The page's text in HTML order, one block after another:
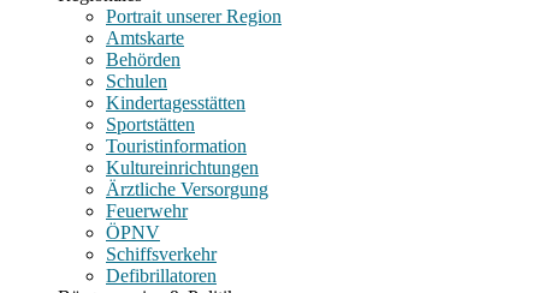
Portrait unserer Region
Amtskarte
Behörden
Schulen
Kindertagesstätten
Sportstätten
Touristinformation
Kultureinrichtungen
Ärztliche Versorgung
Feuerwehr
ÖPNV
Schiffsverkehr
Defibrillatoren